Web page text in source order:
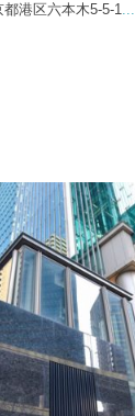
港区六本木5-5-1...